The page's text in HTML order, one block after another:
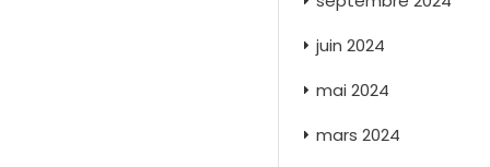
juin 2024
mai 2024
mars 2024